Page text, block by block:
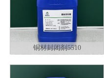
铜材封闭剂5510